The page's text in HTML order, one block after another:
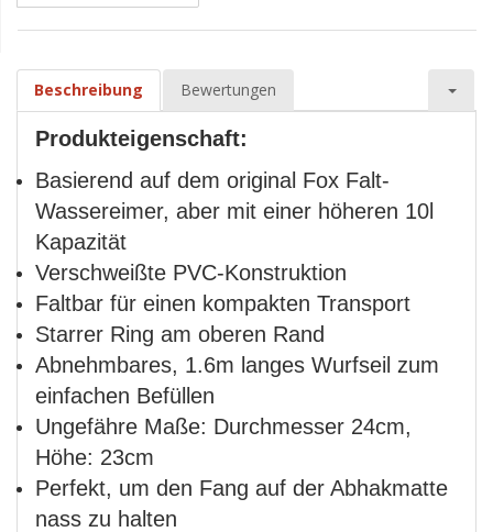
Beschreibung Bewertungen
Produkteigenschaft:
Basierend auf dem original Fox Falt-
Wassereimer, aber mit einer höheren 10l
Kapazität
Verschweißte PVC-Konstruktion
Faltbar für einen kompakten Transport
Starrer Ring am oberen Rand
Abnehmbares, 1.6m langes Wurfseil zum
einfachen Befüllen
Ungefähre Maße: Durchmesser 24cm,
Höhe: 23cm
Perfekt, um den Fang auf der Abhakmatte
nass zu halten